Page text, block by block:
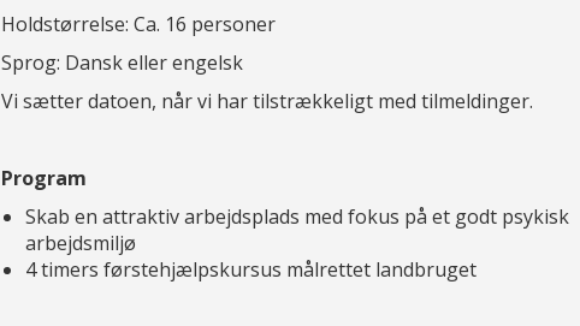
Holdstørrelse: Ca. 16 personer
Sprog: Dansk eller engelsk
Vi sætter datoen, når vi har tilstrækkeligt med tilmeldinger.
Program
Skab en attraktiv arbejdsplads med fokus på et godt psykisk
arbejdsmiljø
4 timers førstehjælpskursus målrettet landbruget